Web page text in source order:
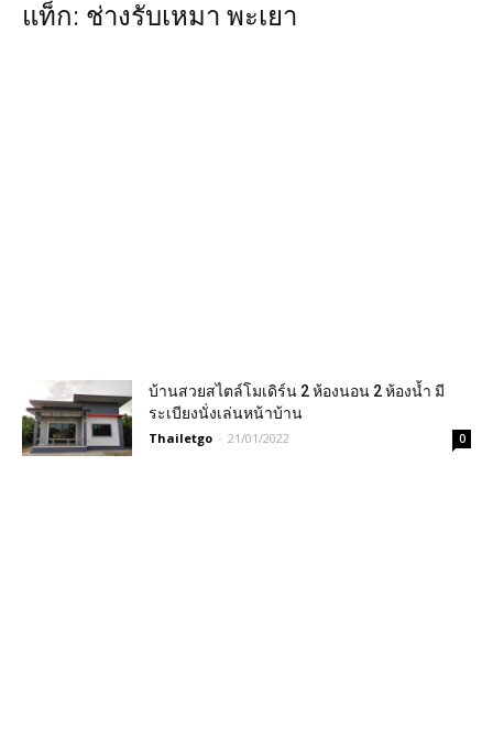
แท็ก: ช่างรับเหมา พะเยา
บ้านสวยสไตล์​โมเดิร์น​ 2 ห้องนอน 2 ห้องน้ำ มี
ระเบียงนั่งเล่นหน้าบ้าน
Thailetgo - 21/01/2022 0